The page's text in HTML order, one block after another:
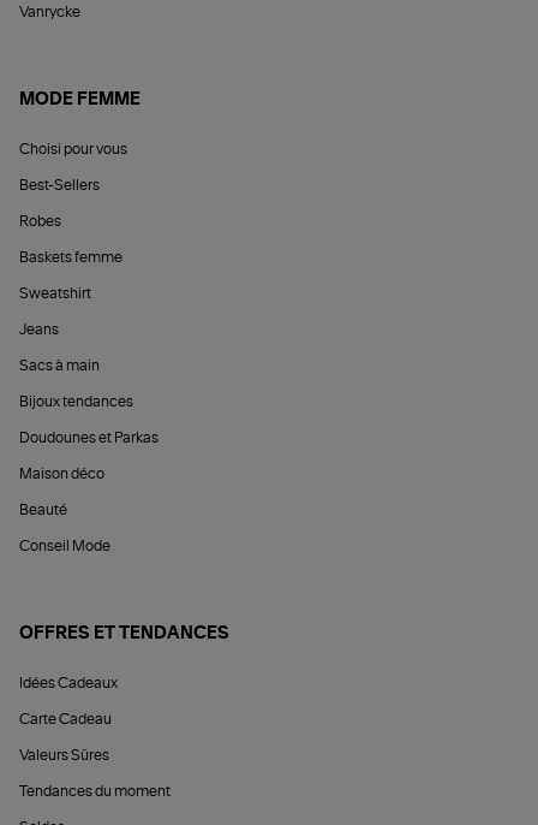
Vanrycke
MODE FEMME
Choisi pour vous
Best-Sellers
Robes
Baskets femme
Sweatshirt
Jeans
Sacs à main
Bijoux tendances
Doudounes et Parkas
Maison déco
Beauté
Conseil Mode
OFFRES ET TENDANCES
Idées Cadeaux
Carte Cadeau
Valeurs Sûres
Tendances du moment